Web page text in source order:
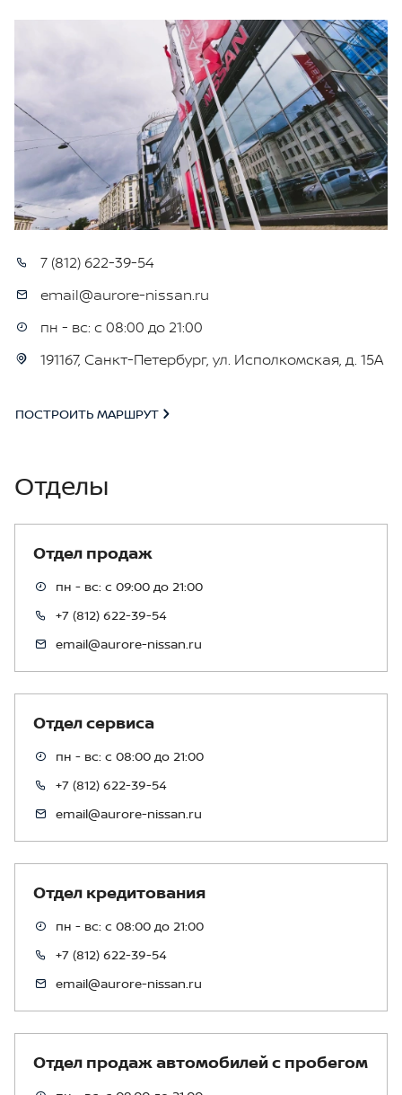
7 (812) 622-39-54
email@aurore-nissan.ru
пн - вс: с 08:00 до 21:00
191167, Санкт-Петербург, ул. Исполкомская, д. 15А
ПОСТРОИТЬ МАРШРУТ
Отделы
Отдел продаж
пн - вс: с 09:00 до 21:00
+7 (812) 622-39-54
email@aurore-nissan.ru
Отдел сервиса
пн - вс: с 08:00 до 21:00
+7 (812) 622-39-54
email@aurore-nissan.ru
Отдел кредитования
пн - вс: с 08:00 до 21:00
+7 (812) 622-39-54
email@aurore-nissan.ru
Отдел продаж автомобилей с пробегом